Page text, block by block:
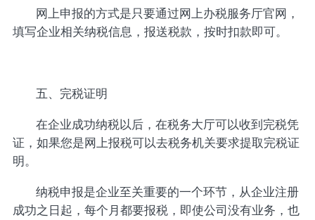
网上申报的方式是只要通过网上办税服务厅官网，
填写企业相关纳税信息，报送税款，按时扣款即可。
五、完税证明
在企业成功纳税以后，在税务大厅可以收到完税凭
证，如果您是网上报税可以去税务机关要求提取完税证
明。
纳税申报是企业至关重要的一个环节，从企业注册
成功之日起，每个月都要报税，即使公司没有业务，也